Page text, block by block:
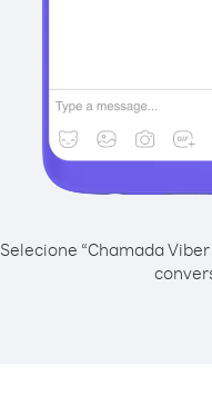
Selecione “Chamada